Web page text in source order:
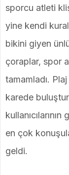
sporcu atleti
yine kendi
bikini giyen
çoraplar, spor
tamamladı.
karede
en çok
geldi.